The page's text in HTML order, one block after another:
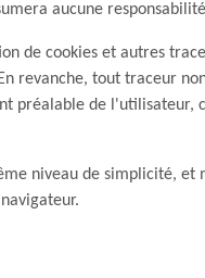
aucune
de cookies et autres
revanche, tout traceur
préalable de l'utilisateur,
niveau de simplicité,